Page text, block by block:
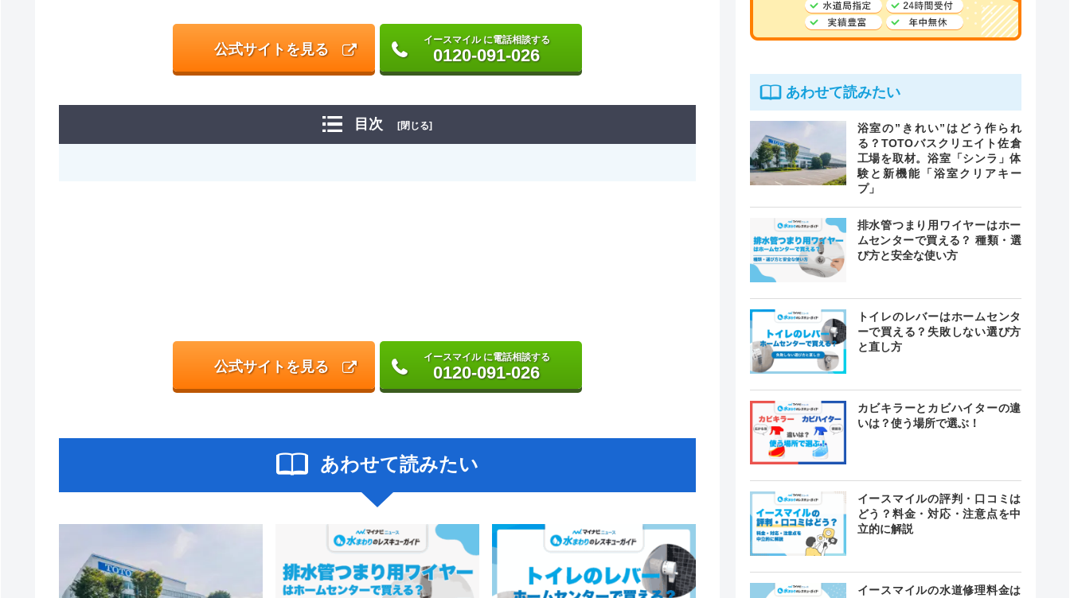
公式サイトを見る
イースマイル に電話相談する
0120-091-026
目次 [閉じる]
公式サイトを見る
イースマイル に電話相談する
0120-091-026
あわせて読みたい
あわせて読みたい
浴室の”きれい”はどう作られ
る？TOTOバスクリエイト佐倉
工場を取材。浴室「シンラ」体
験と新機能「浴室クリアキー
プ」
排水管つまり用ワイヤーはホー
ムセンターで買える？ 種類・選
び方と安全な使い方
トイレのレバーはホームセンタ
ーで買える？失敗しない選び方
と直し方
カビキラーとカビハイターの違
いは？使う場所で選ぶ！
イースマイルの評判・口コミは
どう？料金・対応・注意点を中
立的に解説
イースマイルの水道修理料金は